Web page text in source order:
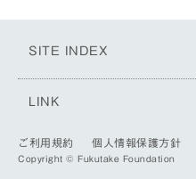
SITE INDEX
LINK
ご利用規約 個人情報保護方針
Copyright © Fukutake Foundation